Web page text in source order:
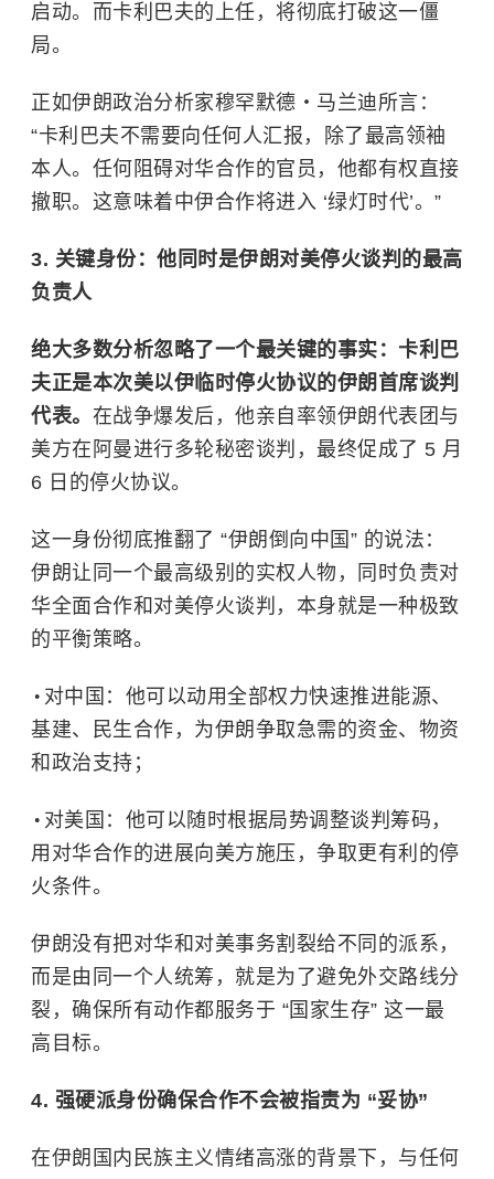
启动。而卡利巴夫的上任，将彻底打破这一僵
局。
正如伊朗政治分析家穆罕默德・马兰迪所言：
“卡利巴夫不需要向任何人汇报，除了最高领袖
本人。任何阻碍对华合作的官员，他都有权直接
撤职。这意味着中伊合作将进入 ‘绿灯时代’。”
3. 关键身份：他同时是伊朗对美停火谈判的最高
负责人
绝大多数分析忽略了一个最关键的事实：卡利巴
夫正是本次美以伊临时停火协议的伊朗首席谈判
代表。 在战争爆发后，他亲自率领伊朗代表团与
美方在阿曼进行多轮秘密谈判，最终促成了 5 月
6 日的停火协议。
这一身份彻底推翻了 “伊朗倒向中国” 的说法：
伊朗让同一个最高级别的实权人物，同时负责对
华全面合作和对美停火谈判，本身就是一种极致
的平衡策略。
对中国：他可以动用全部权力快速推进能源、
基建、民生合作，为伊朗争取急需的资金、物资
和政治支持；
对美国：他可以随时根据局势调整谈判筹码，
用对华合作的进展向美方施压，争取更有利的停
火条件。
伊朗没有把对华和对美事务割裂给不同的派系，
而是由同一个人统筹，就是为了避免外交路线分
裂，确保所有动作都服务于 “国家生存” 这一最
高目标。
4. 强硬派身份确保合作不会被指责为 “妥协”
在伊朗国内民族主义情绪高涨的背景下，与任何